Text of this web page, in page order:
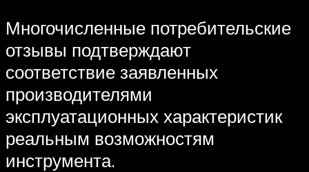
Многочисленные потребительские
отзывы подтверждают
соответствие заявленных
производителями
эксплуатационных характеристик
реальным возможностям
инструмента.